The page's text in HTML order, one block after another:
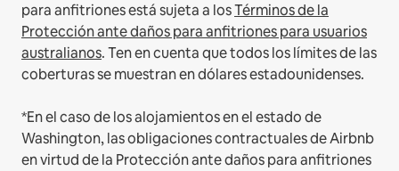
para anfitriones está sujeta a losTérminos de la
Protección ante daños para anfitriones para usuarios
australianos. Ten en cuenta que todos los límites de las
coberturas se muestran en dólares estadounidenses.
*En el caso de los alojamientos en el estado de
Washington, las obligaciones contractuales de Airbnb
en virtud de la Protección ante daños para anfitriones